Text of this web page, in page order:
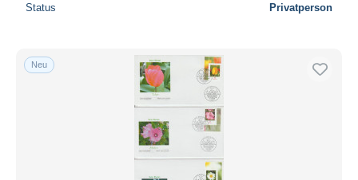
Status Privatperson
Neu